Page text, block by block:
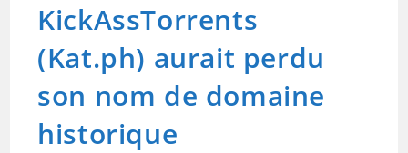
KickAssTorrents
(Kat.ph) aurait perdu
son nom de domaine
historique